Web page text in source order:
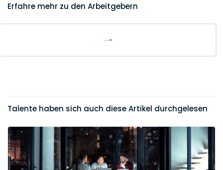
Erfahre mehr zu den Arbeitgebern
Talente haben sich auch diese Artikel durchgelesen